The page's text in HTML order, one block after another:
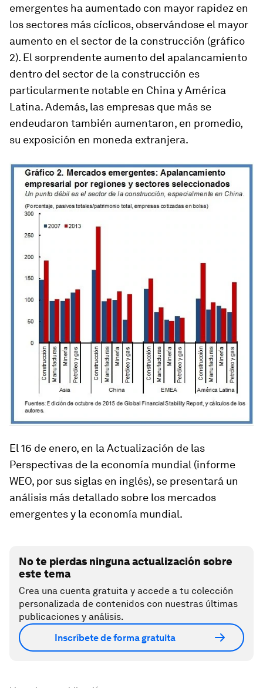
emergentes ha aumentado con mayor rapidez en
los sectores más cíclicos, observándose el mayor
aumento en el sector de la construcción (gráfico
2). El sorprendente aumento del apalancamiento
dentro del sector de la construcción es
particularmente notable en China y América
Latina. Además, las empresas que más se
endeudaron también aumentaron, en promedio,
su exposición en moneda extranjera.
El 16 de enero, en la Actualización de las
Perspectivas de la economía mundial (informe
WEO, por sus siglas en inglés), se presentará un
análisis más detallado sobre los mercados
emergentes y la economía mundial.
No te pierdas ninguna actualización sobre
este tema
Crea una cuenta gratuita y accede a tu colección
personalizada de contenidos con nuestras últimas
publicaciones y análisis.
Inscríbete de forma gratuita